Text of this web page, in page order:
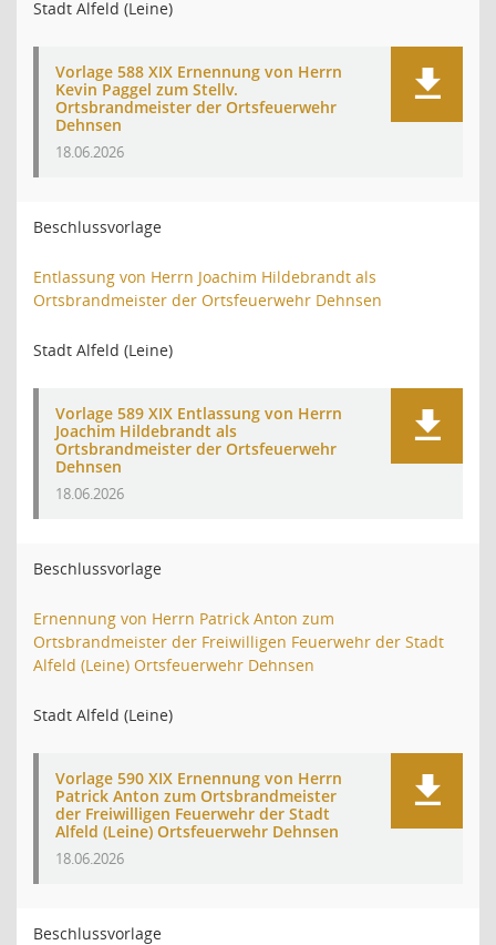
Stadt Alfeld (Leine)
Vorlage 588 XIX Ernennung von Herrn
Kevin Paggel zum Stellv.
Ortsbrandmeister der Ortsfeuerwehr
Dehnsen
18.06.2026
Beschlussvorlage
Entlassung von Herrn Joachim Hildebrandt als
Ortsbrandmeister der Ortsfeuerwehr Dehnsen
Stadt Alfeld (Leine)
Vorlage 589 XIX Entlassung von Herrn
Joachim Hildebrandt als
Ortsbrandmeister der Ortsfeuerwehr
Dehnsen
18.06.2026
Beschlussvorlage
Ernennung von Herrn Patrick Anton zum
Ortsbrandmeister der Freiwilligen Feuerwehr der Stadt
Alfeld (Leine) Ortsfeuerwehr Dehnsen
Stadt Alfeld (Leine)
Vorlage 590 XIX Ernennung von Herrn
Patrick Anton zum Ortsbrandmeister
der Freiwilligen Feuerwehr der Stadt
Alfeld (Leine) Ortsfeuerwehr Dehnsen
18.06.2026
Beschlussvorlage